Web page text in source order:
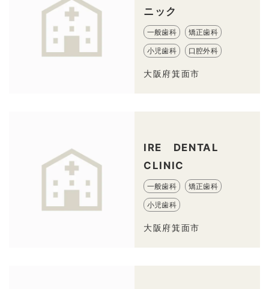
ニック
一般歯科 矯正歯科
小児歯科 口腔外科
大阪府箕面市
IRE DENTAL
CLINIC
一般歯科 矯正歯科
小児歯科
大阪府箕面市